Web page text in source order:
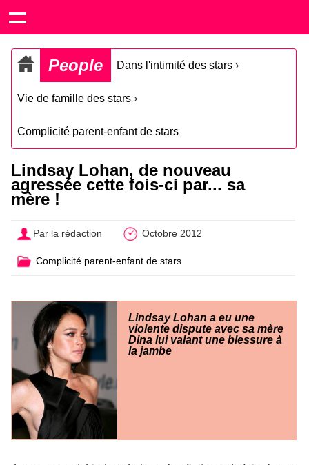
People Dans l'intimité des stars ›
Vie de famille des stars ›
Complicité parent-enfant de stars
Lindsay Lohan, de nouveau
agressée cette fois-ci par... sa
mère !
Par la rédaction Octobre 2012
Complicité parent-enfant de stars
Lindsay Lohan a eu une
violente dispute avec sa mère
Dina lui valant une blessure à
la jambe